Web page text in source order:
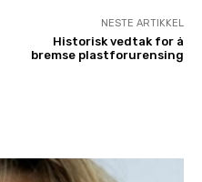
NESTE ARTIKKEL
Historisk vedtak for å
bremse plastforurensing